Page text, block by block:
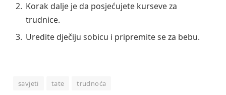
Korak dalje je da posjećujete kurseve za
trudnice.
Uredite dječiju sobicu i pripremite se za bebu.
savjeti tate trudnoća